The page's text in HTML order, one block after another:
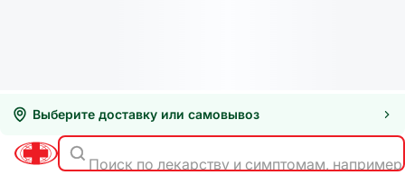
Выберите доставку или самовывоз
Поиск по лекарству и симптомам,